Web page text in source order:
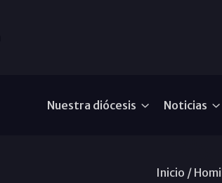
Nuestra diócesis Noticias
Inicio /